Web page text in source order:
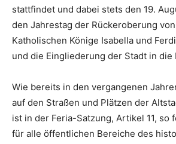
stattfindet und dabei stets den 19.
den Jahrestag der Rückeroberung
Katholischen Könige Isabella und
und die Eingliederung der Stadt in die
Wie bereits in den vergangenen
auf den Straßen und Plätzen der
ist in der Feria-Satzung, Artikel 11, so
für alle öffentlichen Bereiche des